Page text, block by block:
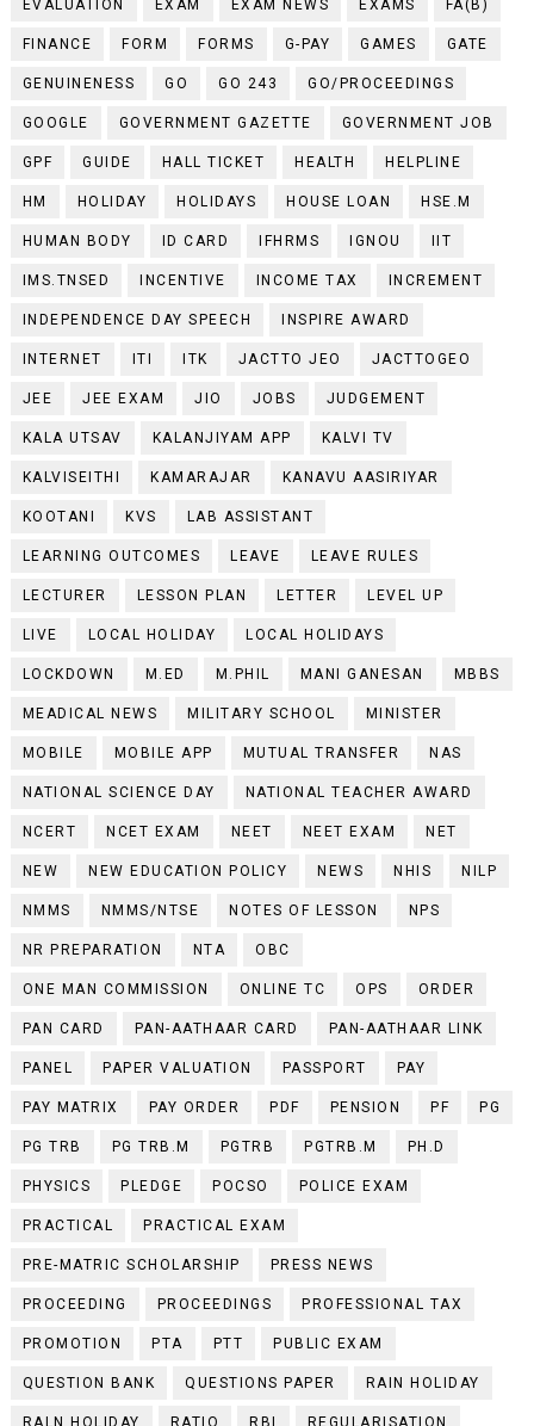
EVALUATION EXAM EXAM NEWS EXAMS FA(B)
FINANCE FORM FORMS G-PAY GAMES GATE
GENUINENESS GO GO 243 GO/PROCEEDINGS
GOOGLE GOVERNMENT GAZETTE GOVERNMENT JOB
GPF GUIDE HALL TICKET HEALTH HELPLINE
HM HOLIDAY HOLIDAYS HOUSE LOAN HSE.M
HUMAN BODY ID CARD IFHRMS IGNOU IIT
IMS.TNSED INCENTIVE INCOME TAX INCREMENT
INDEPENDENCE DAY SPEECH INSPIRE AWARD
INTERNET ITI ITK JACTTO JEO JACTTOGEO
JEE JEE EXAM JIO JOBS JUDGEMENT
KALA UTSAV KALANJIYAM APP KALVI TV
KALVISEITHI KAMARAJAR KANAVU AASIRIYAR
KOOTANI KVS LAB ASSISTANT
LEARNING OUTCOMES LEAVE LEAVE RULES
LECTURER LESSON PLAN LETTER LEVEL UP
LIVE LOCAL HOLIDAY LOCAL HOLIDAYS
LOCKDOWN M.ED M.PHIL MANI GANESAN MBBS
MEADICAL NEWS MILITARY SCHOOL MINISTER
MOBILE MOBILE APP MUTUAL TRANSFER NAS
NATIONAL SCIENCE DAY NATIONAL TEACHER AWARD
NCERT NCET EXAM NEET NEET EXAM NET
NEW NEW EDUCATION POLICY NEWS NHIS NILP
NMMS NMMS/NTSE NOTES OF LESSON NPS
NR PREPARATION NTA OBC
ONE MAN COMMISSION ONLINE TC OPS ORDER
PAN CARD PAN-AATHAAR CARD PAN-AATHAAR LINK
PANEL PAPER VALUATION PASSPORT PAY
PAY MATRIX PAY ORDER PDF PENSION PF PG
PG TRB PG TRB.M PGTRB PGTRB.M PH.D
PHYSICS PLEDGE POCSO POLICE EXAM
PRACTICAL PRACTICAL EXAM
PRE-MATRIC SCHOLARSHIP PRESS NEWS
PROCEEDING PROCEEDINGS PROFESSIONAL TAX
PROMOTION PTA PTT PUBLIC EXAM
QUESTION BANK QUESTIONS PAPER RAIN HOLIDAY
RALN HOLIDAY RATIO RBI REGULARISATION